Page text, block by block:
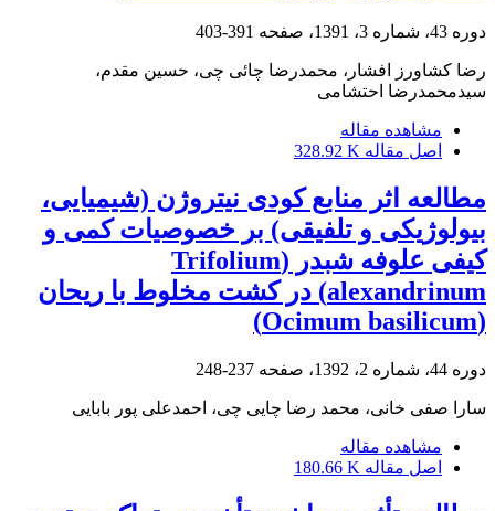
دوره 43، شماره 3، 1391، صفحه 391-403
رضا کشاورز افشار، محمدرضا چائی چی، حسین مقدم،
سیدمحمدرضا احتشامی
مشاهده مقاله
اصل مقاله 328.92 K
مطالعه اثر منابع کودی نیتروژن (شیمیایی،
بیولوژیکی و تلفیقی) بر خصوصیات کمی و
کیفی علوفه شبدر (Trifolium
alexandrinum) در کشت مخلوط با ریحان
(Ocimum basilicum)
دوره 44، شماره 2، 1392، صفحه 237-248
سارا صفی خانی، محمد رضا چایی چی، احمدعلی پور بابایی
مشاهده مقاله
اصل مقاله 180.66 K